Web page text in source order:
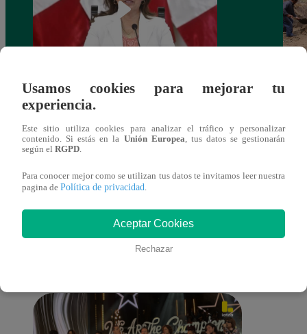
Congreso: proponen que el aumento del
salario presidencial se aplique desde 2026
Las
También te puede
interesar
Usamos cookies para mejorar tu
experiencia.
Este sitio utiliza cookies para analizar el tráfico y personalizar
contenido. Si estás en la Unión Europea, tus datos se gestionarán
según el RGPD.
Para conocer mejor como se utilizan tus datos te invitamos leer nuestra
pagina de Política de privacidad.
Aceptar Cookies
Rechazar